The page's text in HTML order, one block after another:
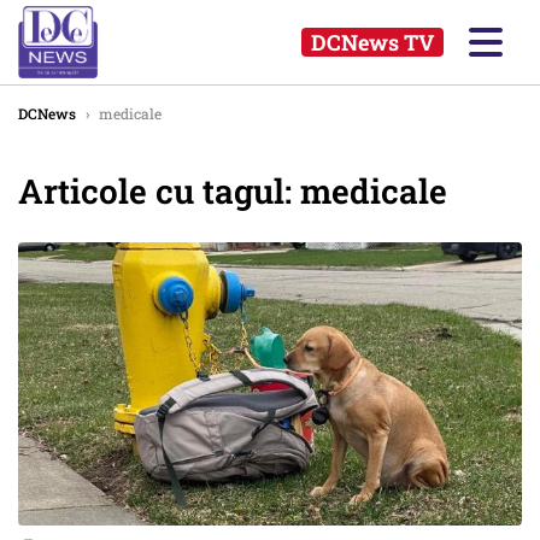
DCNews TV
DCNews › medicale
Articole cu tagul: medicale